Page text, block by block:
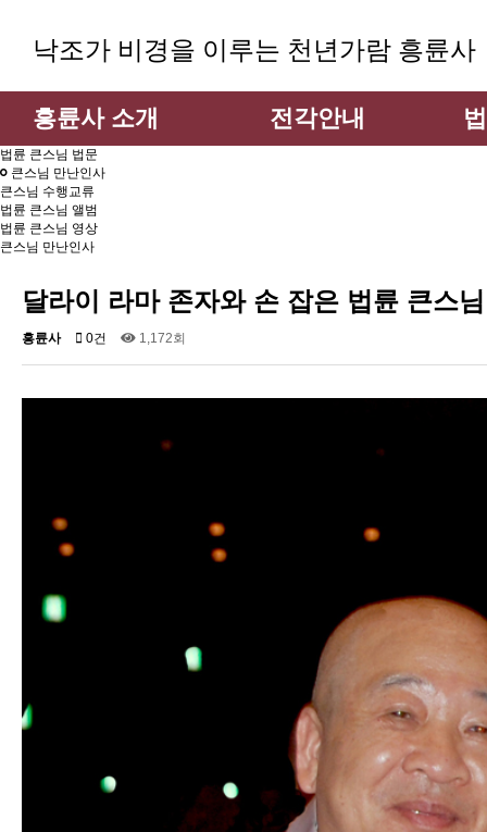
낙조가 비경을 이루는 천년가람 흥륜사
흥륜사 소개
주지스님 인사
흥륜사 소개
불상과 불탑
소장 문화재
흥륜사 사계
흥륜사 낙조
불사안내
전각안내
지장전
삼성각
범종각
법륜 큰스님 법문
큰스님 만난인사
큰스님 수행교류
법륜 큰스님 앨범
법륜 큰스님 영상
큰스님 만난인사
달라이 라마 존자와 손 잡은 법륜 큰스님
흥륜사 0건 1,172회